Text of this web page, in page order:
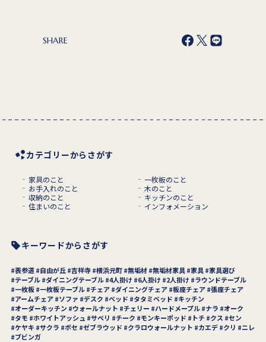
SHARE
カテゴリーからさがす
家具のこと
一枚板のこと
お手入れのこと
木のこと
収納のこと
キッチンのこと
住まいのこと
インフォメーション
キーワードからさがす
表参道 自由が丘 吉祥寺 横浜元町 無垢材 無垢材家具 家具
家具選び
テーブル ダイニングテーブル 4人掛け 6人掛け 2人掛け
ラウンドテーブル
一枚板 一枚板テーブル チェア ダイニングチェア 板座チェア 張座チェア
アームチェア
ソファ デスク ベッド タタミベッド
キッチン
オーダーキッチン
ウォールナット チェリー ハードメープル ナラ
オーク
タモ
ホワイトアッシュ サペリ チーク モンキーポッド トチ クス
セン
ケヤキ
サクラ ボセ ゼブラウッド クラロウォールナット カエデ クリ
ニレ
ブビンガ